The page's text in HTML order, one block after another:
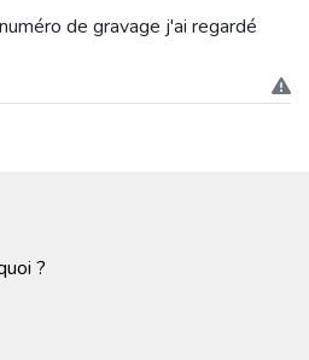
de gravage j'ai regardé
?